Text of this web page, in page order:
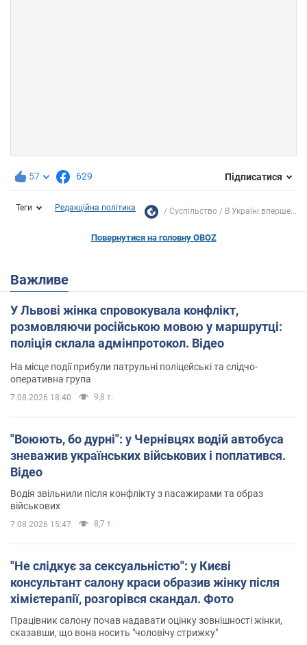
57 629 Підписатися
Теги Редакційна політика Суспільство В Україні вперше...
Повернутися на головну OBOZ
Важливе
У Львові жінка спровокувала конфлікт,
розмовляючи російською мовою у маршрутці:
поліція склала адмінпротокол. Відео
На місце події прибули патрульні поліцейські та слідчо-
оперативна група
7.08.2026 18:40 9,8 т.
"Воюють, бо дурні": у Чернівцях водій автобуса
зневажив українських військових і поплатився.
Відео
Водія звільнили після конфлікту з пасажирами та образ
військових
7.08.2026 15:47 8,7 т.
"Не слідкує за сексуальністю": у Києві
консультант салону краси образив жінку після
хімієтерапії, розгорівся скандал. Фото
Працівник салону почав надавати оцінку зовнішності жінки,
сказавши, що вона носить "чоловічу стрижку"